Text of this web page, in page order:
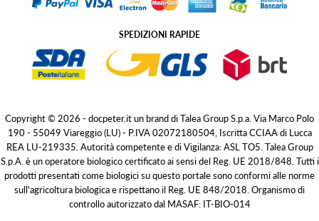
SPEDIZIONI RAPIDE
Copyright © 2026 - docpeter.it un brand di Talea Group S.p.a. Via Marco Polo
190 - 55049 Viareggio (LU) - P.IVA 02072180504, Iscritta CCIAA di Lucca
REA LU-219335. Autorità competente e di Vigilanza: ASL TO5. Talea Group
S.p.A. è un operatore biologico certificato ai sensi del Reg. UE 2018/848. Tutti i
prodotti presentati come biologici su questo portale sono conformi alle norme
sull'agricoltura biologica e rispettano il Reg. UE 848/2018. Organismo di
controllo autorizzato dal MASAF: IT-BIO-014